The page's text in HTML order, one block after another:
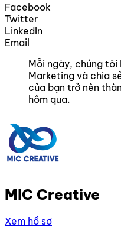
Facebook
Twitter
LinkedIn
Email
Mỗi ngày, chúng
Marketing và chia
của bạn trở nên
hôm qua.
MIC Creative
Xem hồ sơ